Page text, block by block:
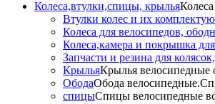
Колеса,втулки,спицы, крылья
Втулки колес и их
Колеса для велосипедов,
Колеса,камера и покрышка для
Запчасти и резина для
КрыльяКрылья велосипедные
ОбодаОбода
спицыСпицы велосипедные